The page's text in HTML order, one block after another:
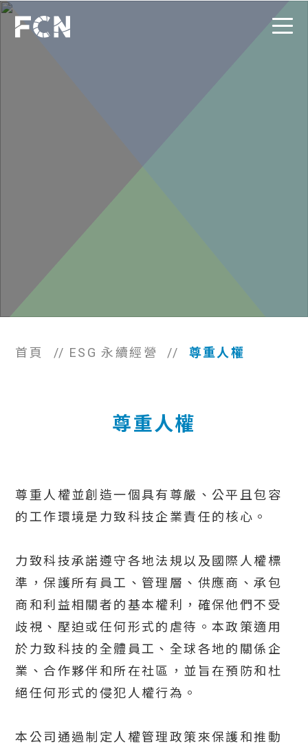
首頁 // ESG 永續經營 // 尊重人權
尊重人權
尊重人權並創造一個具有尊嚴、公平且包容
的工作環境是力致科技企業責任的核心。
力致科技承諾遵守各地法規以及國際人權標
準，保護所有員工、管理層、供應商、承包
商和利益相關者的基本權利，確保他們不受
歧視、壓迫或任何形式的虐待。本政策適用
於力致科技的全體員工、全球各地的關係企
業、合作夥伴和所在社區，並旨在預防和杜
絕任何形式的侵犯人權行為。
本公司通過制定人權管理政策來保護和推動